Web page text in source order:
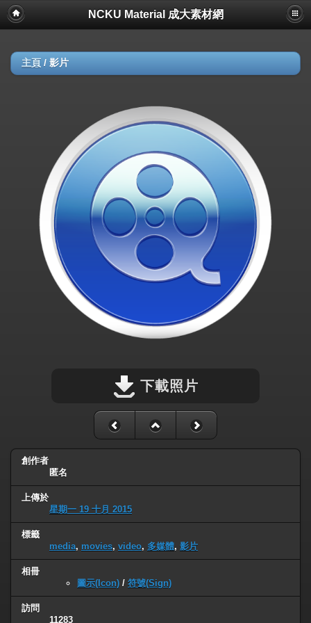
NCKU Material 成大素材網
主頁 / 影片
下載照片
創作者
匿名
上傳於
星期一 19 十月 2015
標籤
media, movies, video, 多媒體, 影片
相冊
圖示(Icon) / 符號(Sign)
訪問
11283